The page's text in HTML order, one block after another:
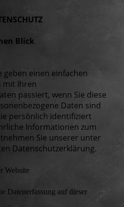
Blick
geben einen einfachen
mit Ihren
passiert, wenn Sie diese
Daten sind
persönlich identifiziert
Informationen zum
Sie unserer unter
Datenschutzerklärung.
Website
Datenerfassung auf dieser